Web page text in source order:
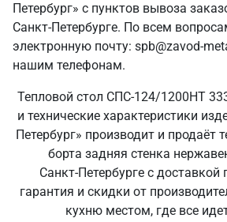
Петербург» с пунктов вывоза
Санкт‑Петербурге. По всем
электронную почту: spb@zavod-
нашим телефонам.
Тепловой стол СПС-124/1200НТ
и технические характеристики
Петербург» производит и продаёт
борта задняя стенка
Санкт‑Петербурге с доставкой
гарантия и скидки от
кухню местом, где все